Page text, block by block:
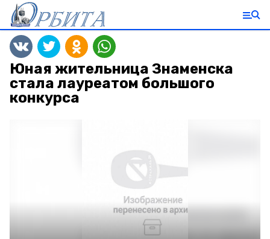
Юная жительница Знаменска
стала лауреатом большого
конкурса